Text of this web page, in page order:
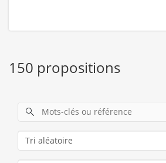
150 propositions
Tri aléatoire